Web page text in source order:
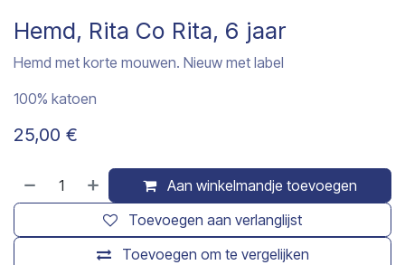
Hemd, Rita Co Rita, 6 jaar
Hemd met korte mouwen. Nieuw met label
100% katoen
25,00 €
Aan winkelmandje toevoegen
Toevoegen om te vergelijken
Toevoegen aan verlanglijst